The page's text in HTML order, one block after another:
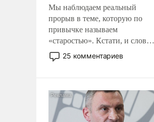
с Ираном.
Мы наблюдаем реальный
прорыв в теме, которую по
привычке называем
«старостью». Кстати, и слово-
то это уже стараются не
использовать – так же, как
что оно уже несет негативные
коннотации.
25 комментариев